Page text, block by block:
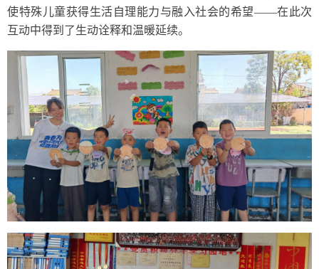
使特殊儿童获得生活自理能力与融入社会的希望——在此次
互动中得到了生动诠释和温暖延续。